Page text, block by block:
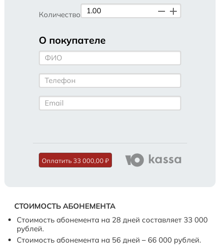
Количество
О покупателе
Оплатить 33 000,00 ₽
СТОИМОСТЬ АБОНЕМЕНТА
Стоимость абонемента на 28 дней составляет 33 000
рублей.
Стоимость абонемента на 56 дней – 66 000 рублей.